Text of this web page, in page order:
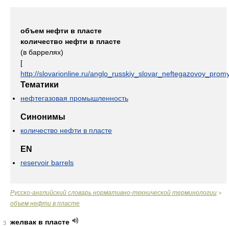
объем нефти в пласте
количество нефти в пласте
(в баррелях)
[
http://slovarionline.ru/
Тематики
нефтегазовая промышленность
Синонимы
количество нефти в пласте
EN
reservoir barrels
Русско-английский словарь нормативно-технической терминологии >
объем нефти в пласте
3
желвак в пласте